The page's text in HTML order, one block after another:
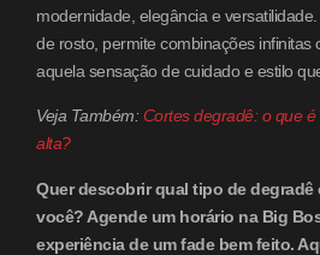
modernidade, elegância e
de rosto, permite combinações infinitas
aquela sensação de cuidado e estilo
Veja Também:Cortes degradê: o que
alta?
Quer descobrir qual tipo de degradê
você? Agende um horário na Big
experiência de um fade bem feito.